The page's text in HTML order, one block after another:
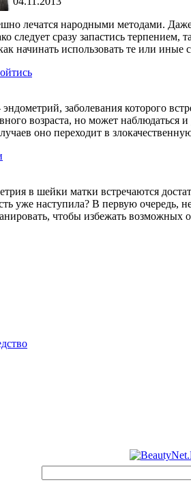
лечатся народными методами.
сразу запастись терпением,
начинать использовать те или
заболевания которого
возраста, но может наблюдаться
оно переходит в
в шейки матки встречаются
уже наступила? В первую очередь,
чтобы избежать возможных